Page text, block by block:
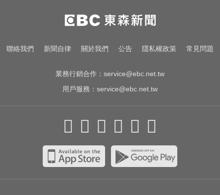
才宣佈停播一週！網紅「肥大叔」
突離世 團隊發聲證實
醫起看／20歲男私密處驚見「白刺
聯絡我們 新聞自律 關於我們 公告 隱私權政策 常見問題
業務行銷合作： service@ebc.net.tw
用戶服務： service@ebc.net.tw